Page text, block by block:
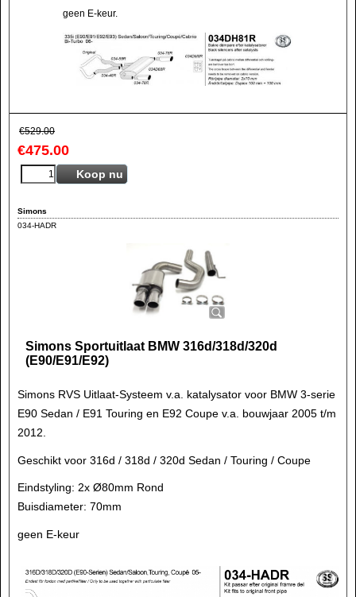
geen E-keur.
€529.00
€475.00
Koop nu
Simons
034-HADR
Simons Sportuitlaat BMW 316d/318d/320d
(E90/E91/E92)
Simons RVS Uitlaat-Systeem v.a. katalysator voor BMW 3-serie
E90 Sedan / E91 Touring en E92 Coupe v.a. bouwjaar 2005 t/m
2012.
Geschikt voor 316d / 318d / 320d Sedan / Touring / Coupe
Eindstyling: 2x Ø80mm Rond
Buisdiameter: 70mm
geen E-keur